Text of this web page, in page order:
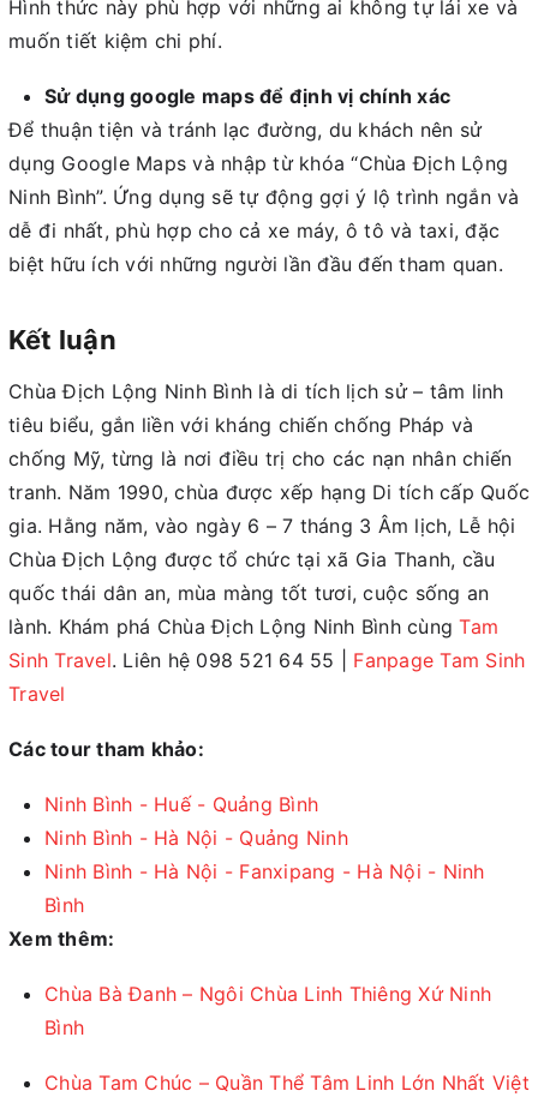
Hình thức này phù hợp với những ai không tự lái xe và
muốn tiết kiệm chi phí.
Sử dụng google maps để định vị chính xác
Để thuận tiện và tránh lạc đường, du khách nên sử
dụng Google Maps và nhập từ khóa “Chùa Địch Lộng
Ninh Bình”. Ứng dụng sẽ tự động gợi ý lộ trình ngắn và
dễ đi nhất, phù hợp cho cả xe máy, ô tô và taxi, đặc
biệt hữu ích với những người lần đầu đến tham quan.
Kết luận
Chùa Địch Lộng Ninh Bình là di tích lịch sử – tâm linh
tiêu biểu, gắn liền với kháng chiến chống Pháp và
chống Mỹ, từng là nơi điều trị cho các nạn nhân chiến
tranh. Năm 1990, chùa được xếp hạng Di tích cấp Quốc
gia. Hằng năm, vào ngày 6 – 7 tháng 3 Âm lịch, Lễ hội
Chùa Địch Lộng được tổ chức tại xã Gia Thanh, cầu
quốc thái dân an, mùa màng tốt tươi, cuộc sống an
lành. Khám phá Chùa Địch Lộng Ninh Bình cùngTam
Sinh Travel. Liên hệ 098 521 64 55 | Fanpage Tam Sinh
Travel
Các tour tham khảo:
Ninh Bình - Huế - Quảng Bình
Ninh Bình - Hà Nội - Quảng Ninh
Ninh Bình - Hà Nội - Fanxipang - Hà Nội - Ninh
Bình
Xem thêm:
Chùa Bà Đanh – Ngôi Chùa Linh Thiêng Xứ Ninh
Bình
Chùa Tam Chúc – Quần Thể Tâm Linh Lớn Nhất Việt